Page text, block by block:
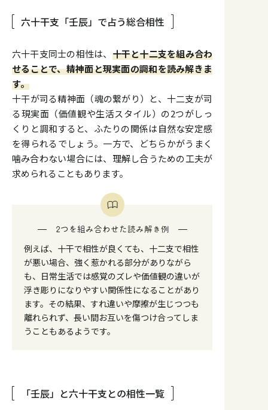
六十干支「壬辰」で占う総合相性
六十干支同士の相性は、 十干と十二支を組み合わ
せることで、精神面と現実面の調和を読み解きま
す。
十干が司る精神面（魂の繋がり）と、十二支が司
る現実面（価値観や生活スタイル）の2つがしっ
くりと調和すると、ふたりの関係は自然な安定感
を得られるでしょう。一方で、どちらかがうまく
噛み合わない場合には、理解し合うための工夫が
求められることもあります。
2つを組み合わせた読み解き例
例えば、十干で相性が良くても、十二支で相性
が悪い場合、強く惹かれる部分がありながら
も、日常生活では感覚のズレや価値観の違いが
浮き彫りになりやすい関係性になることがあり
ます。その結果、すれ違いや摩擦が生じつつも
離れられず、長い間お互いを傷つけ合ってしま
うこともあるようです。
「壬辰」と六十干支との相性一覧